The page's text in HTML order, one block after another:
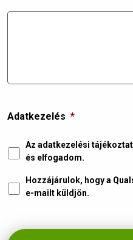
Adatkezelés *
Az adatkezelési
és elfogadom.
Hozzájárulok, hogy a
e-mailt küldjön.